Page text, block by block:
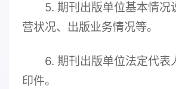
5. 期刊出版单位基本情况
营状况、出版业务情况等。
6. 期刊出版单位法定代表
印件。